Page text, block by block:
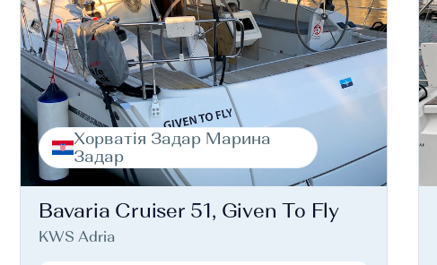
Хорватія Задар Марина
Задар
Bavaria Cruiser 51, Given To Fly
KWS Adria